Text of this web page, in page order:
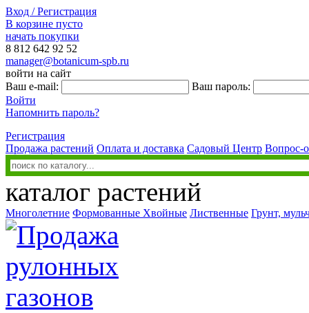
Вход / Регистрация
В корзине пусто
начать покупки
8 812 642 92 52
manager@botanicum-spb.ru
войти на сайт
Ваш e-mail:
Ваш пароль:
Войти
Напомнить пароль?
Регистрация
Продажа растений Оплата и доставка Садовый Центр Вопрос-
каталог растений
Многолетние Формованные Хвойные Лиственные Грунт,